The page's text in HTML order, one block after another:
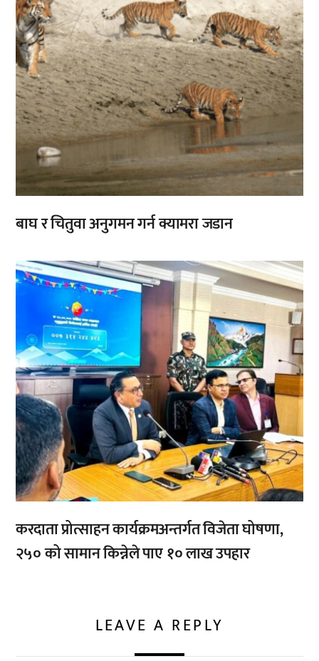
बाघ र चितुवा अनुगमन गर्न क्यामरा जडान
,
करदाता प्रोत्साहन कार्यक्रमअन्तर्गत विजेता घोषणा,
२५० को सामान किन्नेले पाए १० लाख उपहार
LEAVE A REPLY